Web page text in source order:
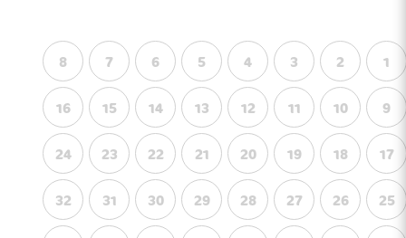
1
2
3
4
5
6
7
8
9
10
11
12
13
14
15
16
17
18
19
20
21
22
23
24
25
26
27
28
29
30
31
32